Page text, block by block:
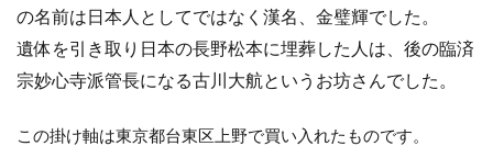
の名前は日本人としてではなく漢名、金璧輝でした。
遺体を引き取り日本の長野松本に埋葬した人は、後の臨済
宗妙心寺派管長になる古川大航というお坊さんでした。
この掛け軸は東京都台東区上野で買い入れたものです。